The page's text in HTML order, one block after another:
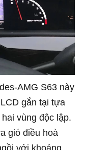
AMG S63 này
gắn tại tựa
vùng độc lập.
gió điều hoà
với khoảng